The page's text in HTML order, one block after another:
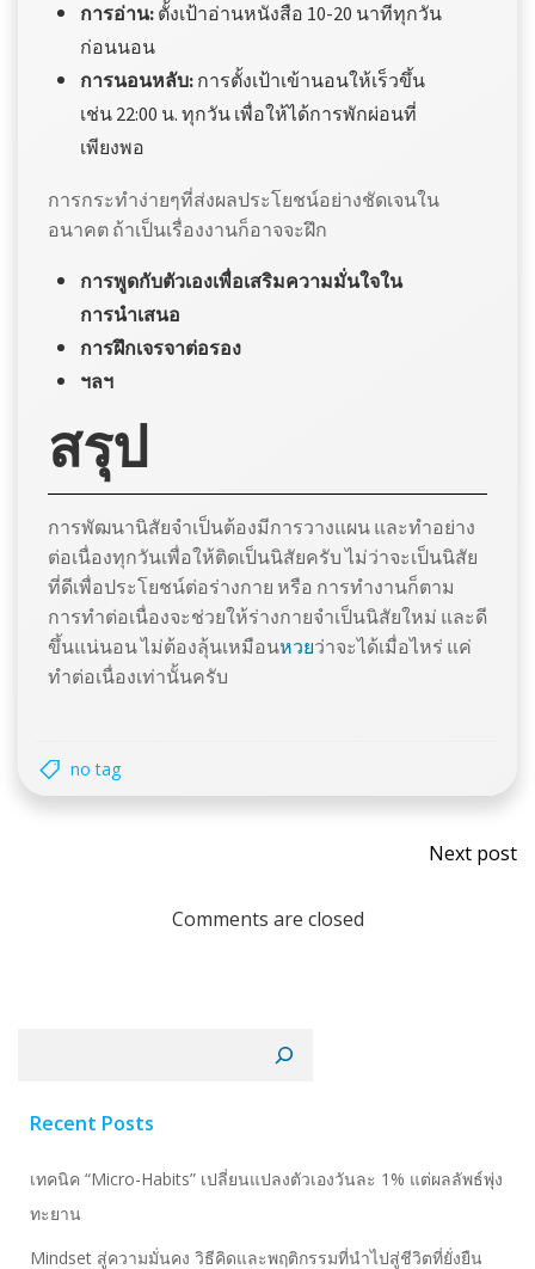
การอ่าน: ตั้งเป้าอ่านหนังสือ 10-20 นาทีทุกวัน
ก่อนนอน
การนอนหลับ: การตั้งเป้าเข้านอนให้เร็วขึ้น
เช่น 22:00 น. ทุกวัน เพื่อให้ได้การพักผ่อนที่
เพียงพอ
การกระทำง่ายๆที่ส่งผลประโยชน์อย่างชัดเจนใน
อนาคต ถ้าเป็นเรื่องงานก็อาจจะฝึก
การพูดกับตัวเองเพื่อเสริมความมั่นใจใน
การนำเสนอ
การฝึกเจรจาต่อรอง
ฯลฯ
สรุป
การพัฒนานิสัยจำเป็นต้องมีการวางแผน และทำอย่าง
ต่อเนื่องทุกวันเพื่อให้ติดเป็นนิสัยครับ ไม่ว่าจะเป็นนิสัย
ที่ดีเพื่อประโยชน์ต่อร่างกาย หรือ การทำงานก็ตาม
การทำต่อเนื่องจะช่วยให้ร่างกายจำเป็นนิสัยใหม่ และดี
ขึ้นแน่นอน ไม่ต้องลุ้นเหมือนหวยว่าจะได้เมื่อไหร่ แค่
ทำต่อเนื่องเท่านั้นครับ
no tag
Next post
Comments are closed
Recent Posts
เทคนิค “Micro-Habits” เปลี่ยนแปลงตัวเองวันละ 1% แต่ผลลัพธ์พุ่ง
ทะยาน
Mindset สู่ความมั่นคง วิธีคิดและพฤติกรรมที่นำไปสู่ชีวิตที่ยั่งยืน